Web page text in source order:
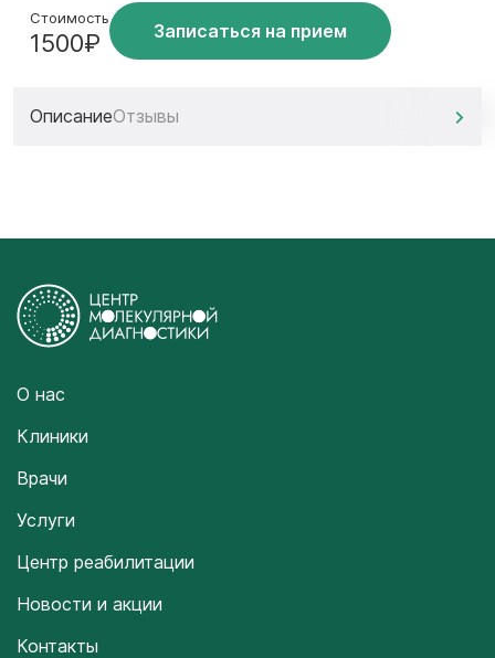
Стоимость
1500₽ Записаться на прием
ОписаниеОтзывы
О нас
Клиники
Врачи
Услуги
Центр реабилитации
Новости и акции
Контакты